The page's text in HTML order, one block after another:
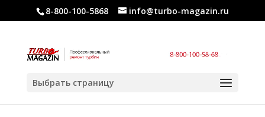
8-800-100-5868 info@turbo-magazin.ru
Выбрать страницу